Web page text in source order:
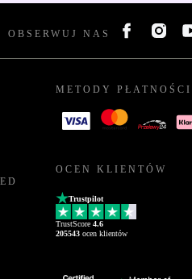
OBSERWUJ NAS
METODY PŁATNOŚCI
OCEN KLIENTÓW
Trustpilot
TrustScore 4.6
205543 ocen klientów